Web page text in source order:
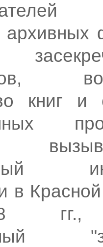
архивных
книг и
в